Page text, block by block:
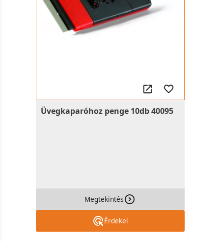
Üvegkaparóhoz penge 10db 40095
Megtekintés
Érdekel